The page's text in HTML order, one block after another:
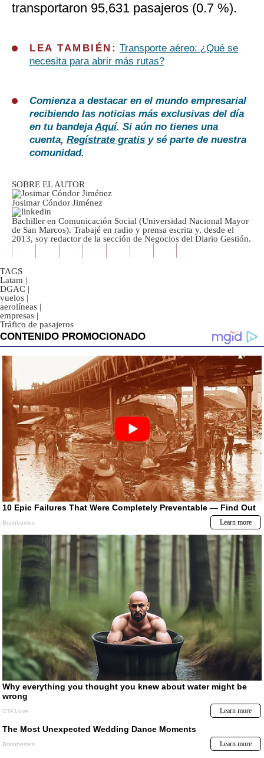
transportaron 95,631 pasajeros (0.7 %).
LEA TAMBIÉN: Transporte aéreo: ¿Qué se
necesita para abrir más rutas?
Comienza a destacar en el mundo empresarial
recibiendo las noticias más exclusivas del día
en tu bandejaAquí. Si aún no tienes una
cuenta, Regístrate gratis y sé parte de nuestra
comunidad.
SOBRE EL AUTOR
Josimar Cóndor Jiménez
Bachiller en Comunicación Social (Universidad Nacional Mayor
de San Marcos). Trabajé en radio y prensa escrita y, desde el
2013, soy redactor de la sección de Negocios del Diario Gestión.
TAGS
Latam |
DGAC |
vuelos |
aerolíneas |
empresas |
Tráfico de pasajeros